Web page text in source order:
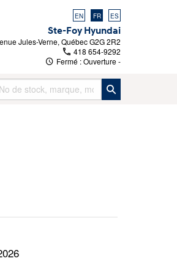
EN FR ES
Ste-Foy Hyundai
Jules-Verne, Québec G2G 2R2
418 654-9292
Fermé : Ouverture-